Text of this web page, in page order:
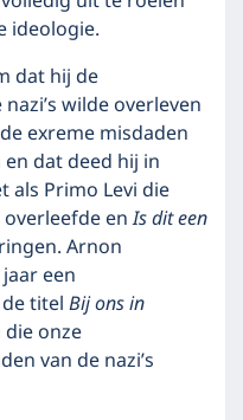
ideologie.
dat hij de
wilde overleven
exreme misdaden
en dat deed hij in
als Primo Levi die
overleefde enIs dit een
Arnon
een
titelBij ons in
onze
van de nazi’s